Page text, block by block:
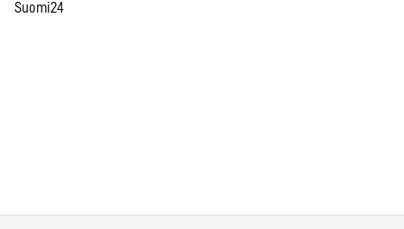
Suomi24